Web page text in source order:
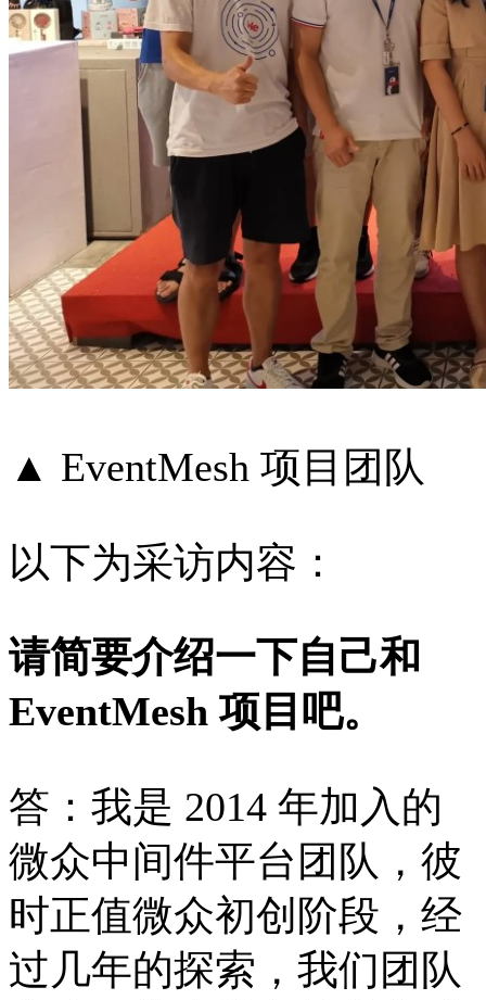
▲ EventMesh 项目团队
以下为采访内容：
请简要介绍一下自己和
EventMesh 项目吧。
答：我是 2014 年加入的
微众中间件平台团队，彼
时正值微众初创阶段，经
过几年的探索，我们团队